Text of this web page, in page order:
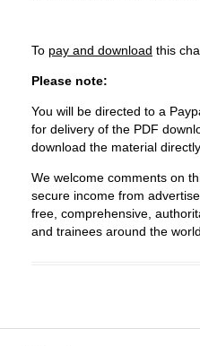
To pay and download this
Please note:
You will be directed to a
for delivery of the PDF
download the material
We welcome comments on
secure income from
free, comprehensive,
and trainees around the